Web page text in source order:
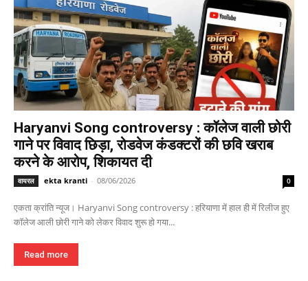
Haryanvi Song controversy : कॉलेज वाली छोरी
गाने पर विवाद छिड़ा, रोडवेज कंडक्टरों की छवि खराब
करने के आरोप, शिकायत दी
वायरल ekta kranti - 08/06/2026 0
एकता क्रांति न्यूज। Haryanvi Song controversy : हरियाणा में हाल ही में रिलीज हुए
कॉलेज आली छोरी गाने को लेकर विवाद शुरू हो गया...
Read more